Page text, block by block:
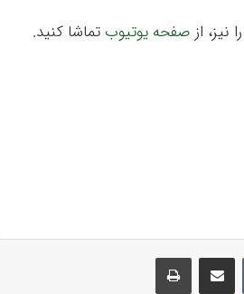
صفحه یوتیوب تماشا کنید.
VKontakteاشتراک گذاری با ایمیل چاپ